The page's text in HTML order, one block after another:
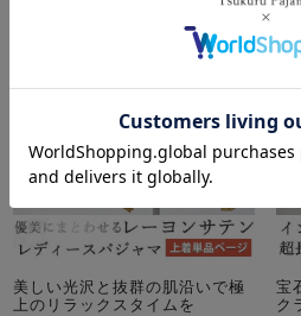
美しい光沢と抜群の肌沿いで極
上のリラックスタイムを
宝
ク